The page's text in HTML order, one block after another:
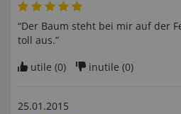
“Der Baum steht bei mir auf der
toll aus.”
utile (0) inutile (0)
25.01.2015